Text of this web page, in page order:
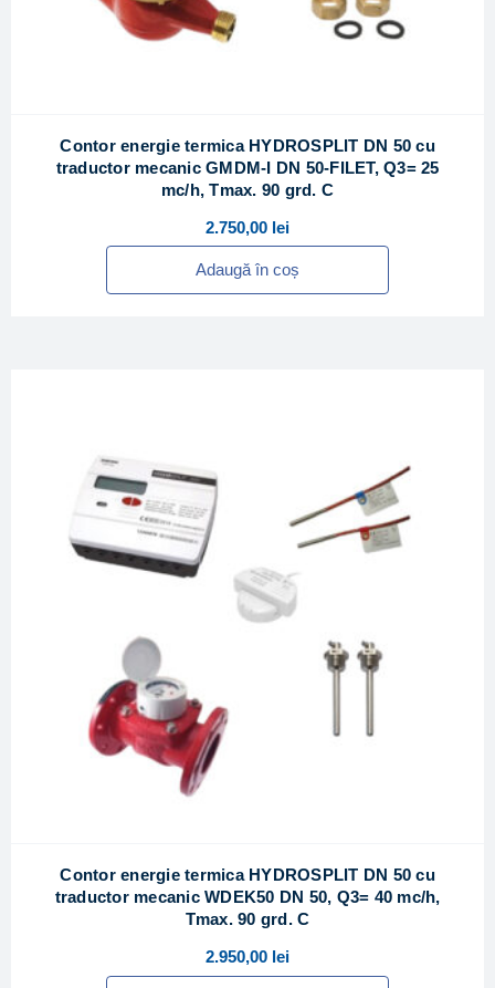
Contor energie termica HYDROSPLIT DN 50 cu
traductor mecanic GMDM-I DN 50-FILET, Q3= 25
mc/h, Tmax. 90 grd. C
2.750,00 lei
Adaugă în coș
Contor energie termica HYDROSPLIT DN 50 cu
traductor mecanic WDEK50 DN 50, Q3= 40 mc/h,
Tmax. 90 grd. C
2.950,00 lei